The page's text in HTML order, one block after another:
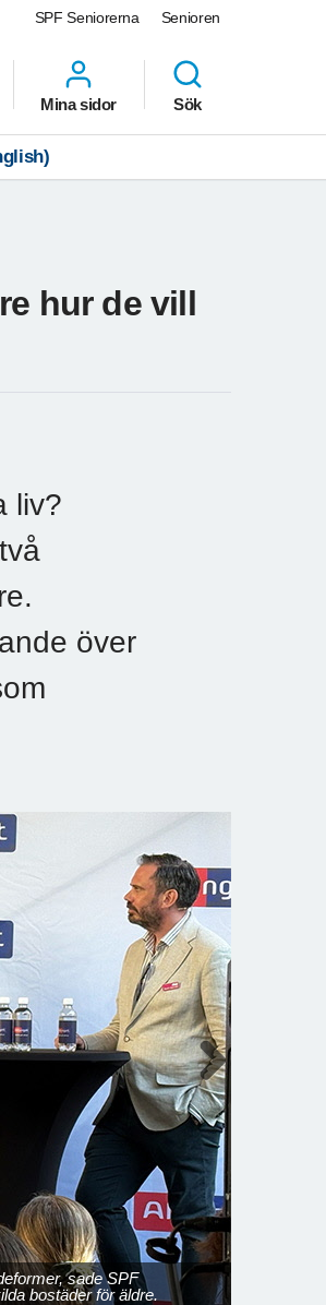
SPF Seniorerna Senioren
Mina sidor Sök
hur de vill
liv?
över
sade SPF
bostäder för äldre.
Next